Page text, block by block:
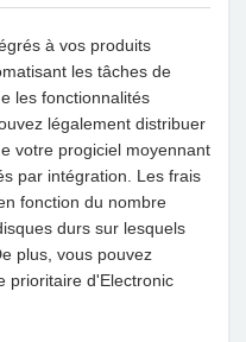
à vos produits
les tâches de
les fonctionnalités
légalement distribuer
votre progiciel moyennant
par intégration. Les frais
fonction du nombre
durs sur lesquels
plus, vous pouvez
prioritaire d'Electronic